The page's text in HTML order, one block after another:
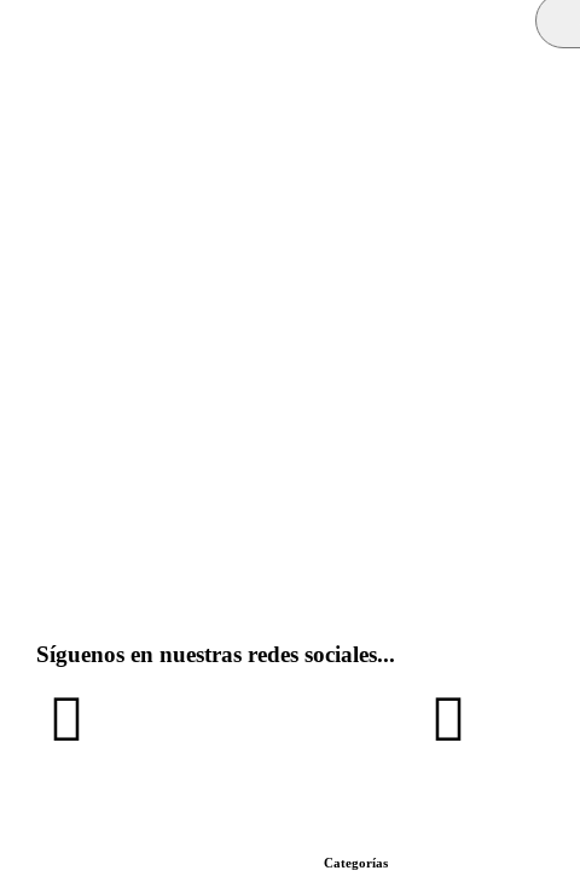
Síguenos en nuestras redes sociales...
Categorías